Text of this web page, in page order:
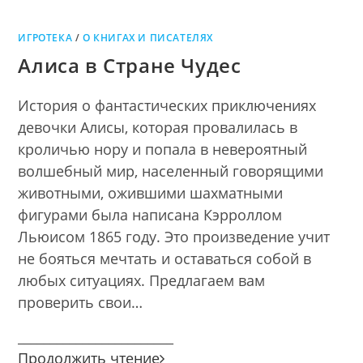
ИГРОТЕКА /О КНИГАХ И ПИСАТЕЛЯХ
Алиса в Стране Чудес
История о фантастических приключениях
девочки Алисы, которая провалилась в
кроличью нору и попала в невероятный
волшебный мир, населенный говорящими
животными, ожившими шахматными
фигурами была написана Кэрроллом
Льюисом 1865 году. Это произведение учит
не бояться мечтать и оставаться собой в
любых ситуациях. Предлагаем вам
проверить свои…
Продолжить чтение Алиса